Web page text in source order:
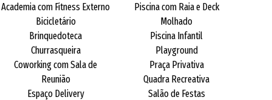
Academia com Fitness Externo
Bicicletário
Brinquedoteca
Churrasqueira
Coworking com Sala de
Reunião
Espaço Delivery
Piscina com Raia e Deck
Molhado
Piscina Infantil
Playground
Praça Privativa
Quadra Recreativa
Salão de Festas